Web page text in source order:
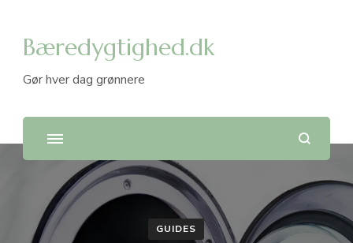
Bæredygtighed.dk
Gør hver dag grønnere
GUIDES